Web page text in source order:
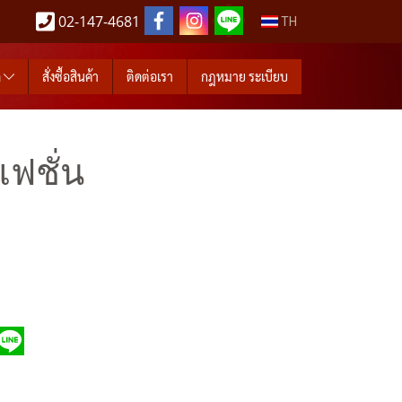
02-147-4681 TH
สั่งซื้อสินค้า ติดต่อเรา กฎหมาย ระเบียบ
ฟชั่น